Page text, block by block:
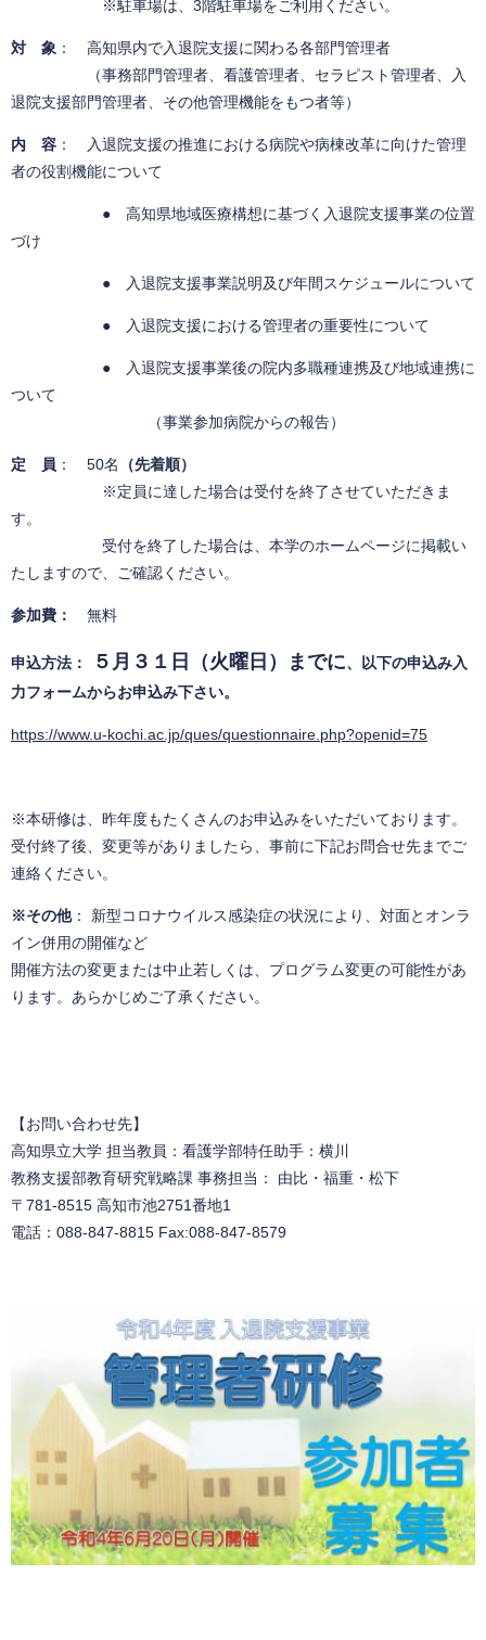
※駐車場は、3階駐車場をご利用ください。
対 象 ： 高知県内で入退院支援に関わる各部門管理者
（事務部門管理者、看護管理者、セラピスト管理者、入
退院支援部門管理者、その他管理機能をもつ者等）
内 容 ： 入退院支援の推進における病院や病棟改革に向けた管理
者の役割機能について
● 高知県地域医療構想に基づく入退院支援事業の位置
づけ
● 入退院支援事業説明及び年間スケジュールについて
● 入退院支援における管理者の重要性について
● 入退院支援事業後の院内多職種連携及び地域連携に
ついて
（事業参加病院からの報告）
定 員 ： 50名
（先着順）
※定員に達した場合は受付を終了させていただきま
す。
受付を終了した場合は、本学のホームページに掲載い
たしますので、ご確認ください。
参加費： 無料
申込方法： ５月３１日（火曜日）までに、以下の申込み入
力フォームからお申込み下さい。
https://www.u-kochi.ac.jp/ques/questionnaire.php?openid=75
※本研修は、昨年度もたくさんのお申込みをいただいております。
受付終了後、変更等がありましたら、事前に下記お問合せ先までご
連絡ください。
※その他： 新型コロナウイルス感染症の状況により、対面とオンラ
イン併用の開催など
開催方法の変更または中止若しくは、プログラム変更の可能性があ
ります。あらかじめご了承ください。
【お問い合わせ先】
高知県立大学 担当教員：看護学部特任助手：横川
教務支援部教育研究戦略課 事務担当： 由比・福重・松下
〒781-8515 高知市池2751番地1
電話：088-847-8815 Fax:088-847-8579